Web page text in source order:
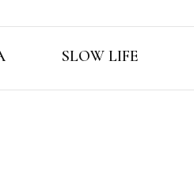
SLOW LIFE